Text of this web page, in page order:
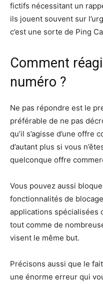
fictifs nécessitant un
ils jouent souvent sur
c’est une sorte de Ping
Comment
numéro ?
Ne pas répondre est le
préférable de ne pas
qu’il s’agisse d’une offre
d’autant plus si vous
quelconque offre
Vous pouvez aussi
fonctionnalités de
applications spécialisées
tout comme de
visent le même but.
Précisons aussi que le
une énorme erreur qui